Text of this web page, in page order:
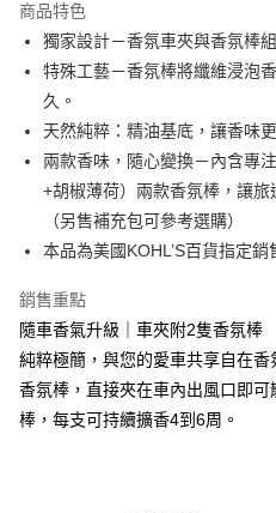
Google Pay
全盈+PAY
大哥付你分期
相關說明
【大哥付你分期使用說明】
1.本服務由台灣大哥大提供，台灣大
2.付款方式選擇「大哥付你分期」，
流程，驗證手機門號後，選擇欲分期
成交易。
4.訂單成立30分鐘內，如未前往確認交
消。如遇「轉專審核」未通過狀況，
法說明評估內容。
【繳款方式說明】
1.分期款項不併入電信帳單，「大哥
2.透過簡訊連結打開帳單後，可選擇「
AFTEE先享後付
相關說明
【關於「AFTEE先享後付」】
AFTEE先享後付是「在收到商品之後
１．簡單：不需註冊會員、不需綁卡、
２．便利：只要手機號碼，簡訊認證，
３．安心：先確認商品／服務後，再付
【「AFTEE先享後付」結帳流程】
１．於結帳方式選擇「AFTEE先享後
ATM付款
運送方式
付款後全家取貨
每筆NT$70，滿NT$899(含以上)
付款後7-11取貨
商品特色
獨家設計－香氛車夾與香氛棒
特殊工藝－香氛棒將纖維浸泡
久。
天然純粹：精油基底，讓香味
兩款香味，隨心變換－內含專
+胡椒薄荷）兩款香氛棒，讓旅
（另售補充包可參考選購）
本品為美國KOHL’S百貨指定銷
銷售重點
隨車香氣升級｜車夾附2隻香氛棒
純粹極簡，與您的愛車共享自在
香氛棒，直接夾在車內出風口即
棒，每支可持續擴香4到6周。